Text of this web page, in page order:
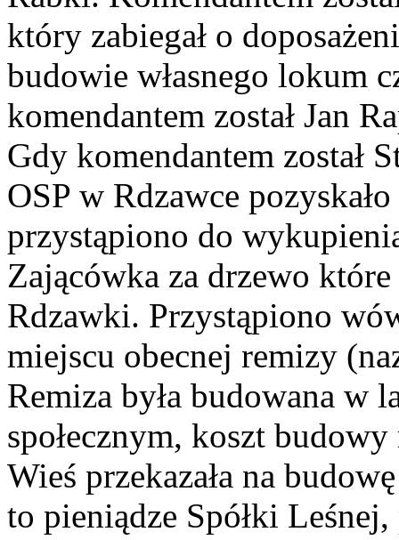
który zabiegał o
budowie własnego lokum
komendantem został Jan
Gdy komendantem został
OSP w Rdzawce
przystąpiono do
Zającówka za drzewo które
Rdzawki. Przystąpiono
miejscu obecnej remizy
Remiza była budowana w
społecznym, koszt
Wieś przekazała na
to pieniądze Spółki